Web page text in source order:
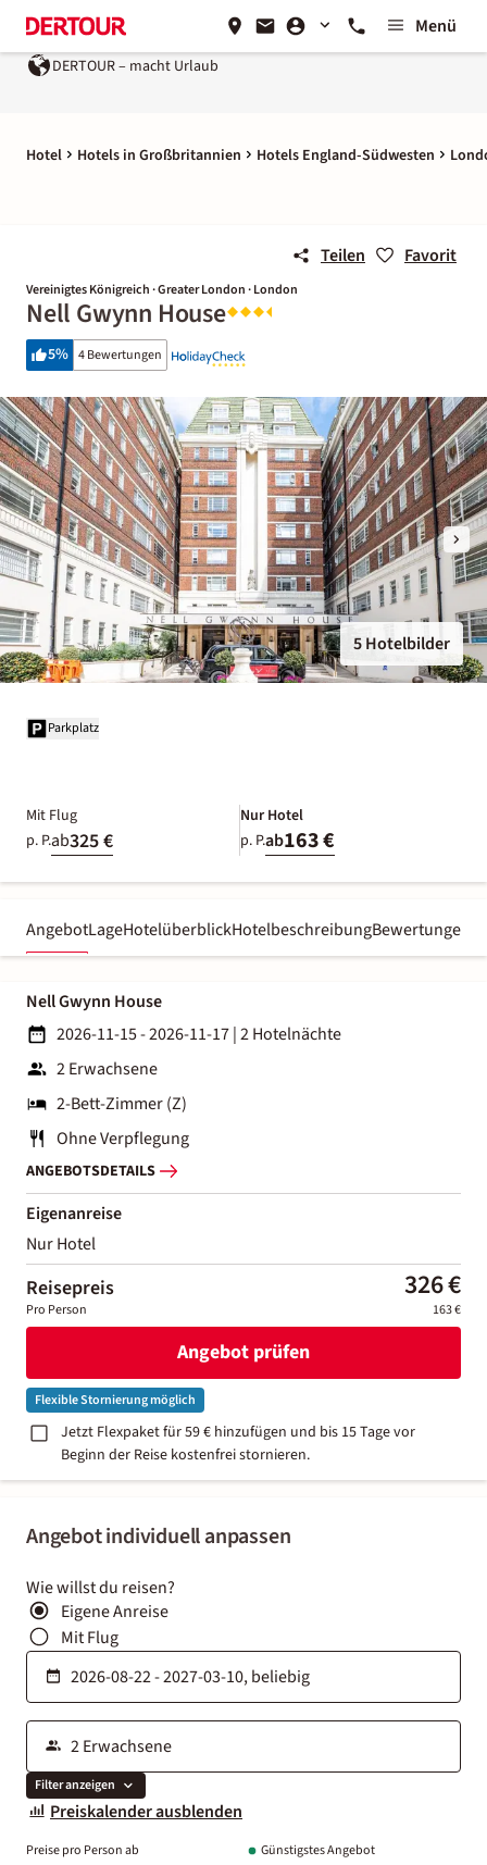
Menü
DERTOUR – macht Urlaub
Hotel Hotels in Großbritannien Hotels England-Südwesten
Teilen Favorit
Vereinigtes Königreich · Greater London · London
Nell Gwynn House
5% 4 Bewertungen
5 Hotelbilder
Parkplatz
Mit Flug
p. P.ab325 €
Nur Hotel
p. P.ab163 €
AngebotLageHotelüberblickHotelbeschreibungBewertungen
Angebot individuell anpassen
Wie willst du reisen?
Eigene Anreise
Mit Flug
Filter anzeigen
Preiskalender ausblenden
Preise pro Person ab Günstigstes Angebot
Nell Gwynn House
2026-11-15 - 2026-11-17|2 Hotelnächte
2 Erwachsene
2-Bett-Zimmer (Z)
Ohne Verpflegung
ANGEBOTSDETAILS
Eigenanreise
Nur Hotel
Reisepreis 326 €
Pro Person 163 €
Angebot prüfen
Flexible Stornierung möglich
Jetzt Flexpaket für 59 € hinzufügen und bis 15 Tage vor
Beginn der Reise kostenfrei stornieren.